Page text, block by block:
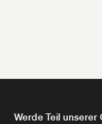
Werde Teil